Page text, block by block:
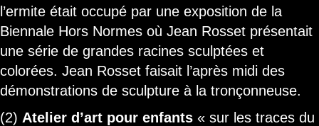
l’ermite était occupé par une exposition de la
Biennale Hors Normes où Jean Rosset présentait
une série de grandes racines sculptées et
colorées. Jean Rosset faisait l’après midi des
démonstrations de sculpture à la tronçonneuse.
(2) Atelier d’art pour enfants « sur les traces du